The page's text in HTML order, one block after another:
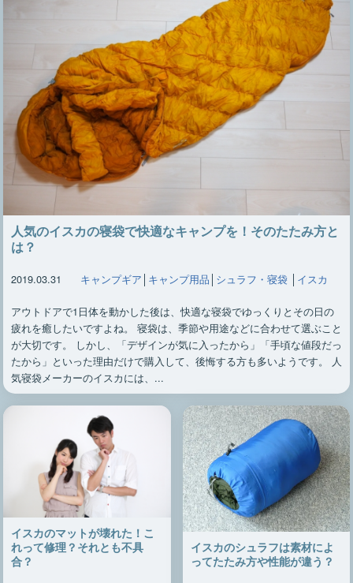
人気のイスカの寝袋で快適なキャンプを！そのたたみ方と
は？
2019.03.31 キャンプギア キャンプ用品 シュラフ・寝袋│ イスカ
アウトドアで1日体を動かした後は、快適な寝袋でゆっくりとその日の
疲れを癒したいですよね。 寝袋は、季節や用途などに合わせて選ぶこと
が大切です。 しかし、「デザインが気に入ったから」「手頃な値段だっ
たから」といった理由だけで購入して、後悔する方も多いようです。 人
気寝袋メーカーのイスカには、...
イスカのマットが壊れた！こ
れって修理？それとも不具
合？
イスカのシュラフは素材によ
ってたたみ方や性能が違う？